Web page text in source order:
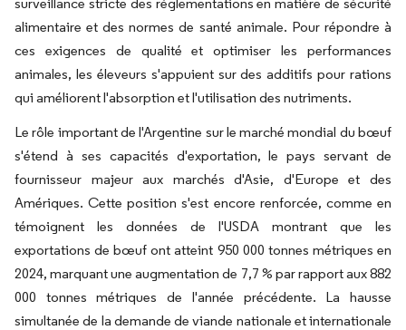
alimentaire et des normes de santé animale. Pour répondre à
ces exigences de qualité et optimiser les performances
animales, les éleveurs s'appuient sur des additifs pour rations
qui améliorent l'absorption et l'utilisation des nutriments.
Le rôle important de l'Argentine sur le marché mondial du bœuf
s'étend à ses capacités d'exportation, le pays servant de
fournisseur majeur aux marchés d'Asie, d'Europe et des
Amériques. Cette position s'est encore renforcée, comme en
témoignent les données de l'USDA montrant que les
exportations de bœuf ont atteint 950 000 tonnes métriques en
2024, marquant une augmentation de 7,7 % par rapport aux 882
000 tonnes métriques de l'année précédente. La hausse
simultanée de la demande de viande nationale et internationale